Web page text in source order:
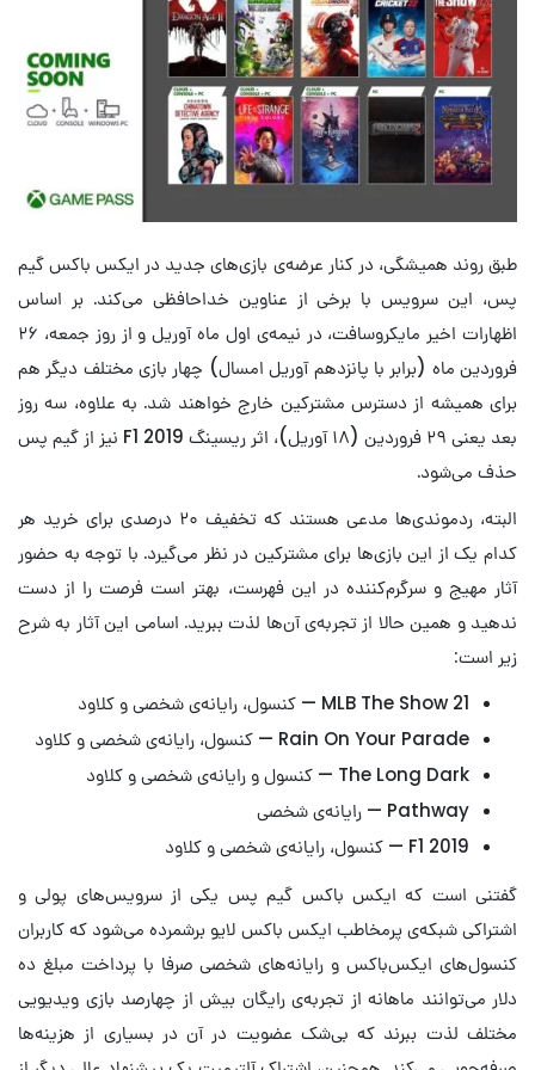
طبق روند همیشگی، در کنار عرضه‌ی بازی‌های جدید در ایکس‌ باکس گیم
پس، این سرویس با برخی از عناوین خداحافظی می‌کند. بر اساس
اظهارات اخیر مایکروسافت، در نیمه‌ی اول ماه آوریل و از روز جمعه، ۲۶
فروردین ماه (برابر با پانزدهم آوریل امسال) چهار بازی مختلف دیگر هم
برای همیشه از دسترس مشترکین خارج خواهند شد. به علاوه، سه روز
بعد یعنی ۲۹ فروردین (۱۸ آوریل)، اثر ریسینگ F1 2019 نیز از گیم پس
حذف می‌شود.
البته، ردموندی‌ها مدعی هستند که تخفیف ۲۰ درصدی برای خرید هر
کدام یک از این بازی‌ها برای مشترکین در نظر می‌گیرد. با توجه به حضور
آثار مهیج و سرگرم‌کننده‌ در این فهرست، بهتر است فرصت را از دست
ندهید و همین حالا از تجربه‌ی آن‌ها لذت ببرید. اسامی این آثار به شرح
زیر است:
MLB The Show 21 — کنسول، رایانه‌ی شخصی و کلاود
Rain On Your Parade — کنسول، رایانه‌ی شخصی و کلاود
The Long Dark — کنسول و رایانه‌ی شخصی و کلاود
Pathway — رایانه‌ی شخصی
F1 2019 — کنسول، رایانه‌ی شخصی و کلاود
گفتنی است که ایکس باکس گیم پس یکی از سرویس‌های پولی و
اشتراکی شبکه‌ی پرمخاطب ایکس باکس لایو برشمرده می‌شود که کاربران
کنسول‌های ایکس‌باکس و رایانه‌های شخصی صرفا با پرداخت مبلغ ده
دلار می‌توانند ماهانه از تجربه‌ی رایگان بیش از چهارصد بازی ویدیویی
مختلف لذت ببرند که بی‌شک عضویت در آن در بسیاری از هزینه‌ها